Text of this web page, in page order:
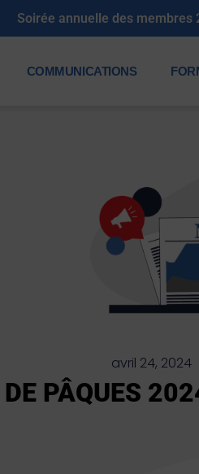
Soirée annuelle des
COMMUNICATIONS
avril 24, 2024
PÂQUES